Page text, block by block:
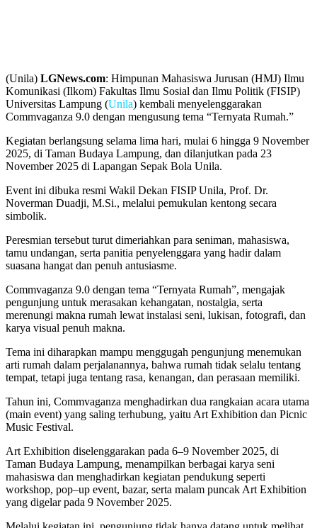
(Unila) LGNews.com: Himpunan Mahasiswa Jurusan (HMJ) Ilmu
Komunikasi (Ilkom) Fakultas Ilmu Sosial dan Ilmu Politik (FISIP)
Universitas Lampung (Unila) kembali menyelenggarakan
Commvaganza 9.0 dengan mengusung tema “Ternyata Rumah.”
Kegiatan berlangsung selama lima hari, mulai 6 hingga 9 November
2025, di Taman Budaya Lampung, dan dilanjutkan pada 23
November 2025 di Lapangan Sepak Bola Unila.
Event ini dibuka resmi Wakil Dekan FISIP Unila, Prof. Dr.
Noverman Duadji, M.Si., melalui pemukulan kentong secara
simbolik.
Peresmian tersebut turut dimeriahkan para seniman, mahasiswa,
tamu undangan, serta panitia penyelenggara yang hadir dalam
suasana hangat dan penuh antusiasme.
Commvaganza 9.0 dengan tema “Ternyata Rumah”, mengajak
pengunjung untuk merasakan kehangatan, nostalgia, serta
merenungi makna rumah lewat instalasi seni, lukisan, fotografi, dan
karya visual penuh makna.
Tema ini diharapkan mampu menggugah pengunjung menemukan
arti rumah dalam perjalanannya, bahwa rumah tidak selalu tentang
tempat, tetapi juga tentang rasa, kenangan, dan perasaan memiliki.
Tahun ini, Commvaganza menghadirkan dua rangkaian acara utama
(main event) yang saling terhubung, yaitu Art Exhibition dan Picnic
Music Festival.
Art Exhibition diselenggarakan pada 6–9 November 2025, di
Taman Budaya Lampung, menampilkan berbagai karya seni
mahasiswa dan menghadirkan kegiatan pendukung seperti
workshop, pop–up event, bazar, serta malam puncak Art Exhibition
yang digelar pada 9 November 2025.